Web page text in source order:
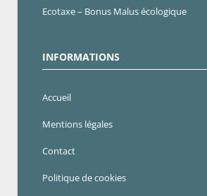
Ecotaxe – Bonus Malus écologique
INFORMATIONS
Accueil
Mentions légales
Contact
Politique de cookies